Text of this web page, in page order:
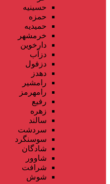
حسینیه
حمزه
حمیدیه
خرمشهر
دارخوین
دزآب
دزفول
دهدز
رامشیر
رامهرمز
رفیع
زهره
سالند
سردشت
سوسنگرد
شادگان
شاوور
شرافت
شوش